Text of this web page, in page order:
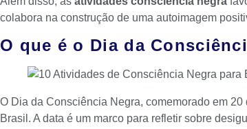
colabora na construção de uma autoimagem
O que é o Dia da
O Dia da Consciência Negra, comemorado em
Brasil. A data é um marco para refletir sobre